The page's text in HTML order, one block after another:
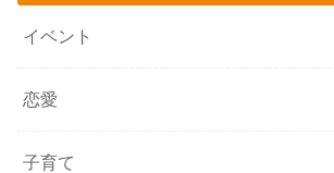
イベント
恋愛
子育て